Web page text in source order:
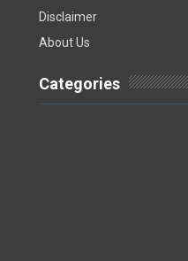
Disclaimer
About Us
Categories